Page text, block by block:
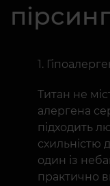
Титан не
алергена
підходить
схильністю
один із
практично